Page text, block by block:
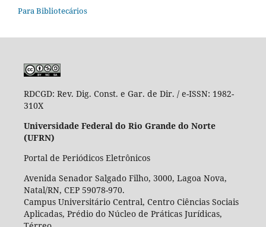
Para Bibliotecários
RDCGD: Rev. Dig. Const. e Gar. de Dir. / e-ISSN: 1982-
310X
Universidade Federal do Rio Grande do Norte
(UFRN)
Portal de Periódicos Eletrônicos
Avenida Senador Salgado Filho, 3000, Lagoa Nova,
Natal/RN, CEP 59078-970.
Campus Universitário Central, Centro Ciências Sociais
Aplicadas, Prédio do Núcleo de Práticas Jurídicas,